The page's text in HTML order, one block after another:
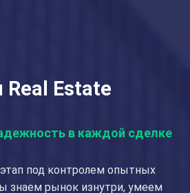
Real Estate
в каждой сделке
под контролем опытных
знаем рынок изнутри, умеем